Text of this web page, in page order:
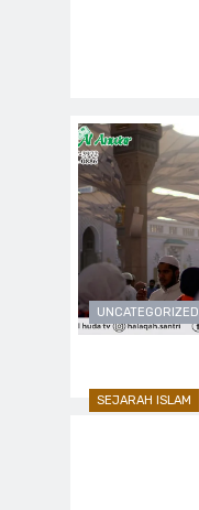
UNCATEGORIZED
SEJARAH ISLAM